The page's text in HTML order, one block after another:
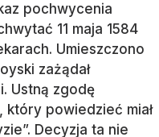
pochwycenia
11 maja 1584
Umieszczono
zażądał
Ustną zgodę
który powiedzieć miał
Decyzja ta nie